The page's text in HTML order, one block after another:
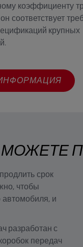
коэффициенту
соответствует
крупных
.
МОЖЕТЕ
срок
чтобы
автомобиля, и
разработан с
передач